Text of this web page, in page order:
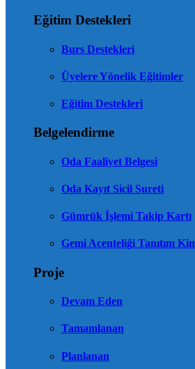
Eğitim Destekleri
Burs Destekleri
Üyelere Yönelik Eğitimler
Eğitim Destekleri
Belgelendirme
Oda Faaliyet Belgesi
Oda Kayıt Sicil Sureti
Gümrük İşlemi Takip Kartı
Gemi Acenteliği Tanıtım
Proje
Devam Eden
Tamamlanan
Planlanan